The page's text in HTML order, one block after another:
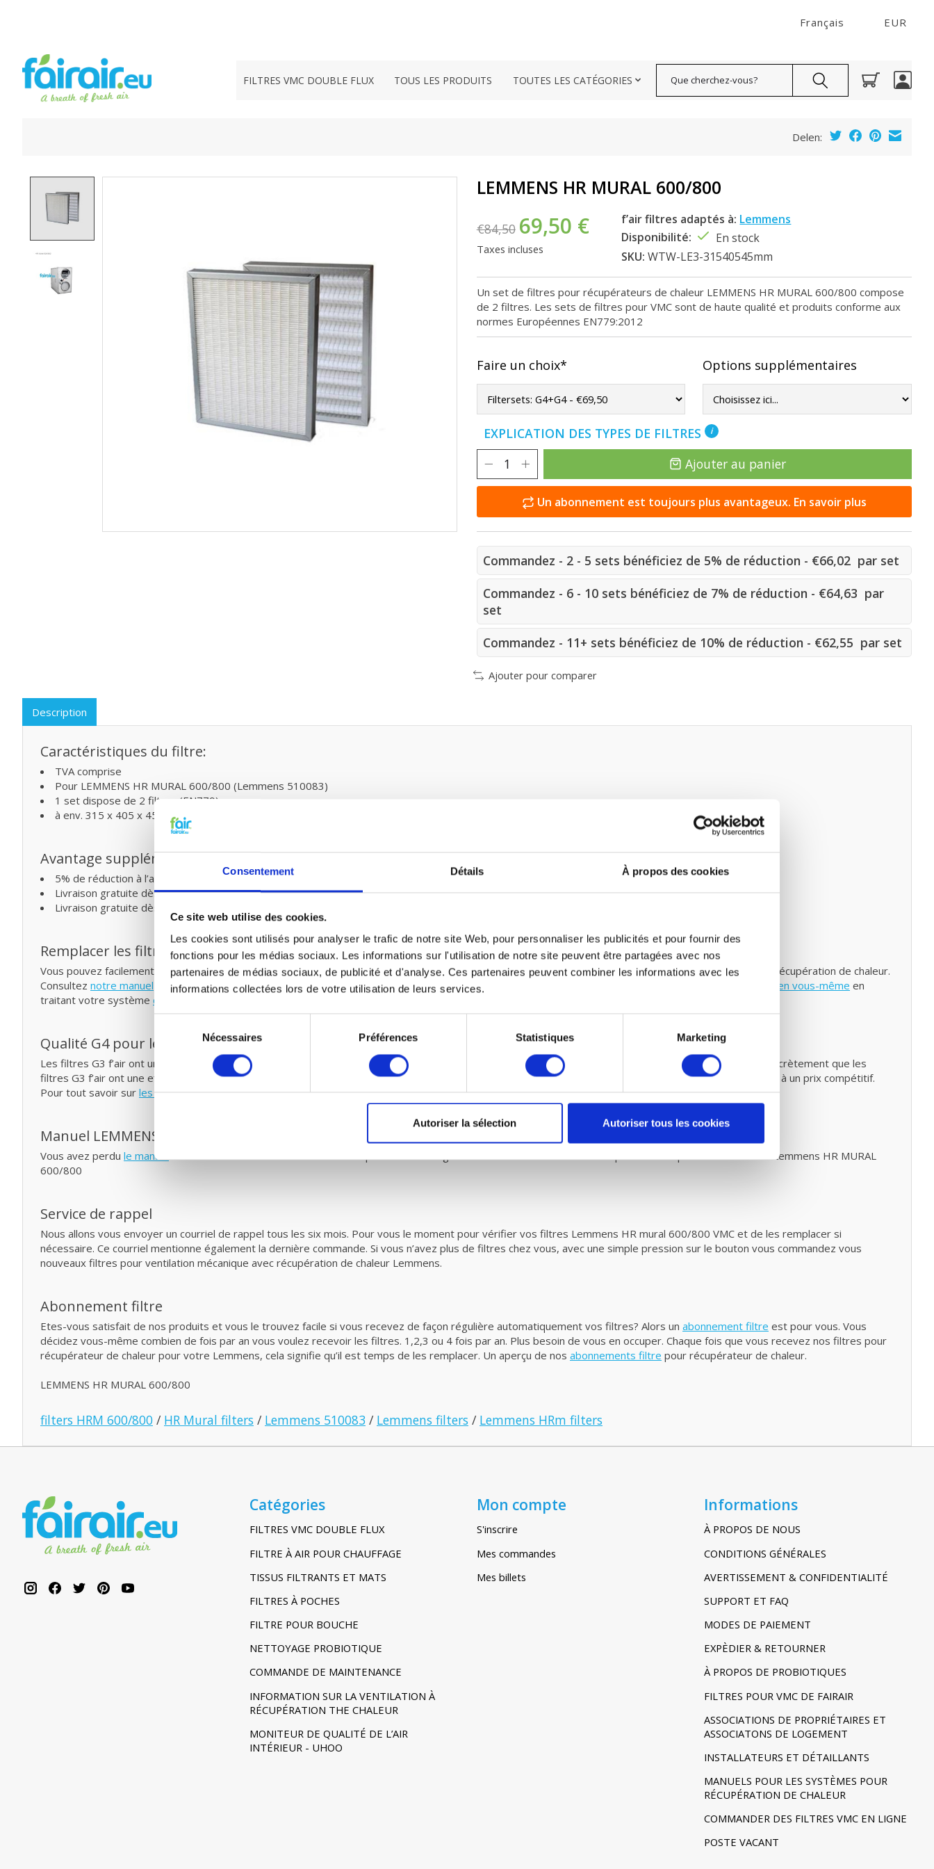
Consentement Détails À propos des cookies
Ce site web utilise des cookies.
Les cookies sont utilisés pour analyser le trafic de notre site Web, pour personnaliser les publicités et pour fournir des
fonctions pour les médias sociaux. Les informations sur l'utilisation de notre site peuvent être partagées avec nos
partenaires de médias sociaux, de publicité et d'analyse. Ces partenaires peuvent combiner les informations avec les
informations collectées lors de votre utilisation de leurs services.
consentement
Nécessaires Préférences Statistiques Marketing
Autoriser la sélection Autoriser tous les cookies
Français EUR
FILTRES VMC DOUBLE FLUX TOUS LES PRODUITS TOUTES LES CATÉGORIES
Delen:
LEMMENS HR MURAL 600/800
€84,50 69,50 €
Taxes incluses
f’air filtres adaptés à: Lemmens
Disponibilité:
En stock
SKU: WTW-LE3-31540545mm
Un set de filtres pour récupérateurs de chaleur LEMMENS HR MURAL 600/800 compose
de 2 filtres. Les sets de filtres pour VMC sont de haute qualité et produits conforme aux
normes Européennes EN779:2012
Faire un choix* Options supplémentaires
EXPLICATION DES TYPES DE FILTRES i
Ajouter au panier
Un abonnement est toujours plus avantageux. En savoir plus
Commandez - 2 - 5 sets bénéficiez de 5% de réduction - €66,02 par set
Commandez - 6 - 10 sets bénéficiez de 7% de réduction - €64,63 par
set
Commandez - 11+ sets bénéficiez de 10% de réduction - €62,55 par set
Ajouter pour comparer
Description
Caractéristiques du filtre:
TVA comprise
Pour LEMMENS HR MURAL 600/800 (Lemmens 510083)
1 set dispose de 2 filtres (EN779)
à env. 315 x 405 x 45mm
Avantage supplémentaire
5% de réduction à l’achat de deux ou plusieurs produits
Livraison gratuite dès € 75,- (Belgique)
Livraison gratuite dès € 125,- (France)
Remplacer les filtres pour ventilation mécanique avec récupération de chaleur et petit entretien
Vous pouvez facilement remplacer et remettre les filtres VMC de fairair Lemmens HR Mural 600/800 vous-même dans votre ventilation mécanique avec récupération de chaleur.
Consultez notre manuel pour remplacer votre filtre pour ventilation mécanique avec récupération de chaleur. Vous pouvez également faire un petit entretien vous-même en
traitant votre système de probiotiques
Qualité G4 pour le prix G3
Les filtres G3 f’air ont une capture de 92%. La capture des filtres G3, selon les normes prescrites EN779 doivent être entre 80% et 90%. Cela signifie concrètement que les
filtres G3 f’air ont une efficacité plus élevée et capturent donc plus de saletés que prescrit par la norme. Vous êtes donc assuré de filtres de haute qualité à un prix compétitif.
Pour tout savoir sur les classes et les normes de filtrage.
Manuel LEMMENS HR MURAL 600/800
Vous avez perdu le manueldu LEMMENS HR MURAL 600/800 Vous pouvez télécharger le manuel de ventilation mécanique avec récupération de chaleur Lemmens HR MURAL
600/800
Service de rappel
Nous allons vous envoyer un courriel de rappel tous les six mois. Pour vous le moment pour vérifier vos filtres Lemmens HR mural 600/800 VMC et de les remplacer si
nécessaire. Ce courriel mentionne également la dernière commande. Si vous n’avez plus de filtres chez vous, avec une simple pression sur le bouton vous commandez vous
nouveaux filtres pour ventilation mécanique avec récupération de chaleur Lemmens.
Abonnement filtre
Etes-vous satisfait de nos produits et vous le trouvez facile si vous recevez de façon régulière automatiquement vos filtres? Alors un abonnement filtre est pour vous. Vous
décidez vous-même combien de fois par an vous voulez recevoir les filtres. 1,2,3 ou 4 fois par an. Plus besoin de vous en occuper. Chaque fois que vous recevez nos filtres pour
récupérateur de chaleur pour votre Lemmens, cela signifie qu’il est temps de les remplacer. Un aperçu de nos abonnements filtre pour récupérateur de chaleur.
LEMMENS HR MURAL 600/800
filters HRM 600/800 / HR Mural filters / Lemmens 510083 / Lemmens filters / Lemmens HRm filters
Catégories
FILTRES VMC DOUBLE FLUX
FILTRE À AIR POUR CHAUFFAGE
TISSUS FILTRANTS ET MATS
FILTRES À POCHES
FILTRE POUR BOUCHE
NETTOYAGE PROBIOTIQUE
COMMANDE DE MAINTENANCE
INFORMATION SUR LA VENTILATION À
RÉCUPÉRATION THE CHALEUR
MONITEUR DE QUALITÉ DE L’AIR
INTÉRIEUR - UHOO
Mon compte
S'inscrire
Mes commandes
Mes billets
Informations
À PROPOS DE NOUS
CONDITIONS GÉNÉRALES
AVERTISSEMENT & CONFIDENTIALITÉ
SUPPORT ET FAQ
MODES DE PAIEMENT
EXPÈDIER & RETOURNER
À PROPOS DE PROBIOTIQUES
FILTRES POUR VMC DE FAIRAIR
ASSOCIATIONS DE PROPRIÉTAIRES ET
ASSOCIATONS DE LOGEMENT
INSTALLATEURS ET DÉTAILLANTS
MANUELS POUR LES SYSTÈMES POUR
RÉCUPÉRATION DE CHALEUR
COMMANDER DES FILTRES VMC EN LIGNE
POSTE VACANT